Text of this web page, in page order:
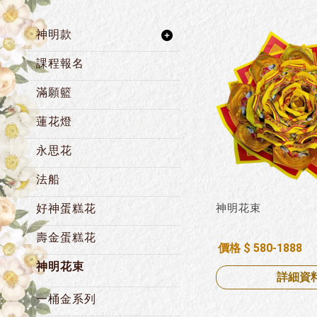
神明款
課程報名
滿願籃
蓮花燈
永思花
法船
好神蛋糕花
壽金蛋糕花
神明花束
一桶金系列
神明花束
價格 $ 580-1888
詳細資